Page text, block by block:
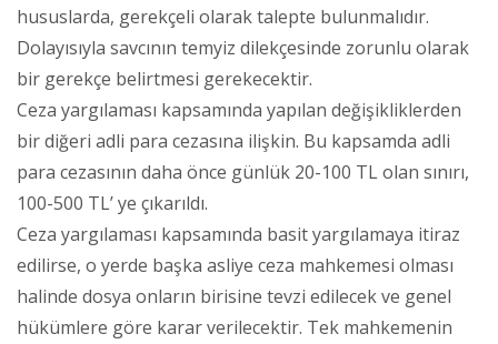
hususlarda, gerekçeli olarak talepte bulunmalıdır.
Dolayısıyla savcının temyiz dilekçesinde zorunlu olarak
bir gerekçe belirtmesi gerekecektir.
Ceza yargılaması kapsamında yapılan değişikliklerden
bir diğeri adli para cezasına ilişkin. Bu kapsamda adli
para cezasının daha önce günlük 20-100 TL olan sınırı,
100-500 TL’ ye çıkarıldı.
Ceza yargılaması kapsamında basit yargılamaya itiraz
edilirse, o yerde başka asliye ceza mahkemesi olması
halinde dosya onların birisine tevzi edilecek ve genel
hükümlere göre karar verilecektir. Tek mahkemenin